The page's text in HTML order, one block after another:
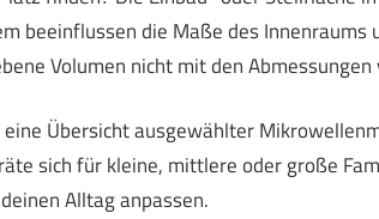
beeinflussen die Maße des
Volumen nicht mit den
Übersicht ausgewählter
sich für kleine, mittlere oder große
Alltag anpassen.